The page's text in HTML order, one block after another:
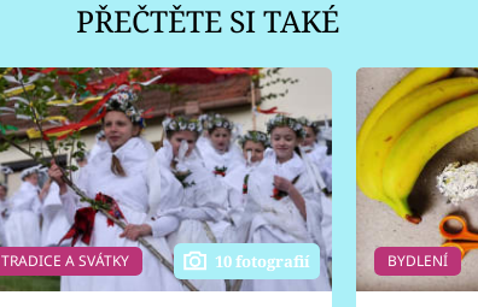
PŘEČTĚTE SI TAKÉ
TRADICE A SVÁTKY 10 fotografií BYDLENÍ